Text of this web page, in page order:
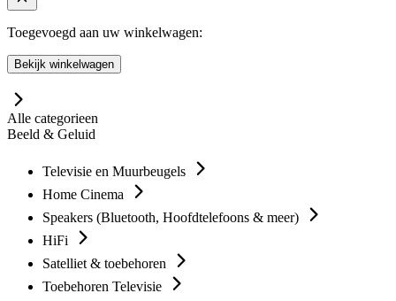
Toegevoegd aan uw winkelwagen:
Bekijk winkelwagen
Alle categorieen
Beeld & Geluid
Televisie en Muurbeugels
Home Cinema
Speakers (Bluetooth, Hoofdtelefoons & meer)
HiFi
Satelliet & toebehoren
Toebehoren Televisie